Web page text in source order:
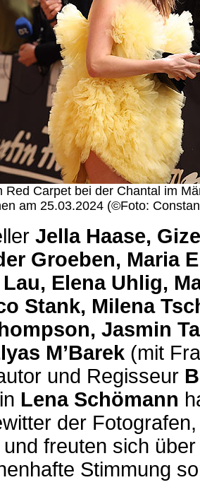
Red Carpet bei der Chantal im
am 25.03.2024 (©Foto:
Jella Haase,
Groeben, Maria
Elena Uhlig,
Stank, Milena
Jasmin
M’Barek (mit
und Regisseur
Lena Schömann
der
freuten sich
Stimmung